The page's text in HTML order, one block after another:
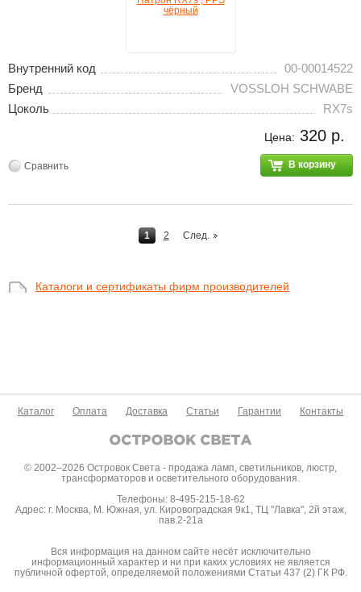
Внутренний код
00-00014522
Бренд
VOSSLOH SCHWABE
Цоколь
RX7s
Цена: 320 р.
В корзину
Сравнить
1 2 След.
Каталоги и сертификаты фирм производителей
Каталог Оплата Доставка Статьи Гарантии Контакты
© 2002–2026 Островок Света - продажа ламп, светильников, люстр,
трансформаторов и осветительного оборудования.
Телефоны: 8-495-215-18-62
Адрес: г. Москва, М. Южная, ул. Кировоградская 9к1, ТЦ "Лавка", 2й этаж,
пав.2-21а
Вся информация на данном сайте несёт исключительно
информационный характер и ни при каких условиях не является
публичной офертой, определяемой положениями Статьи 437 (2) ГК РФ.